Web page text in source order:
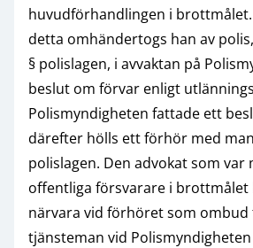
huvudförhandlingen i
detta omhändertogs han av
§ polislagen, i avvaktan på
beslut om förvar enligt
Polismyndigheten fattade ett
därefter hölls ett förhör med
polislagen. Den advokat som var
offentliga försvarare i brottmålet
närvara vid förhöret som ombud
tjänsteman vid